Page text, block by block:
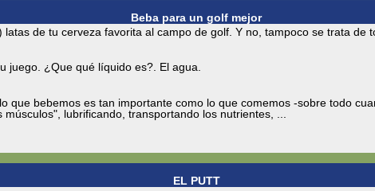
Beba para un golf mejor
de tu cerveza favorita al campo de golf. Y no, tampoco se trata de
juego. ¿Que qué líquido es?. El agua.
que bebemos es tan importante como lo que comemos -sobre todo
lubrificando, transportando los nutrientes, ...
EL PUTT